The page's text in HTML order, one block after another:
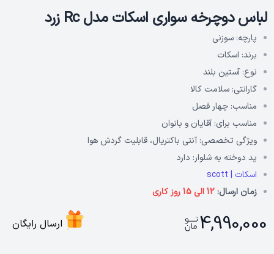
لباس دوچرخه سواری اسکات مدل Rc زرد
پارچه: سوزنی
برند: اسکات
نوع: آستین بلند
گارانتی: سلامت کالا
مناسب: چهار فصل
مناسب برای: آقایان و بانوان
ویژگی تخصصی: آنتی باکتریال، قابلیت گردش هوا
پد دوخته به شلوار: دارد
اسکات | scott
زمان ارسال:12 الی 15 روز کاری
4,990,000 ارسال رایگان